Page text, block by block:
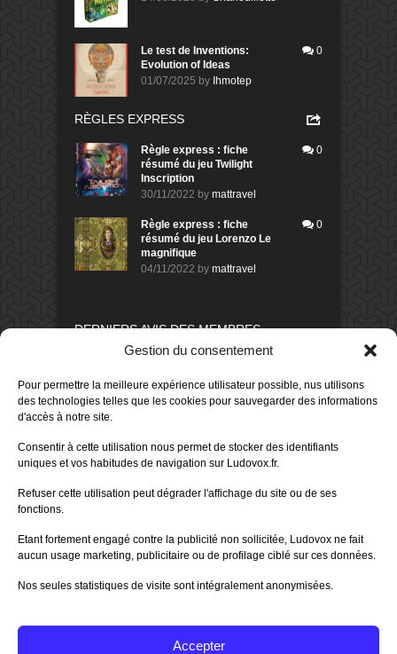
Gestion du consentement
Pour permettre la meilleure expérience utilisateur possible, nus utilisons
des technologies telles que les cookies pour sauvegarder des informations
d'accès à notre site.
Consentir à cette utilisation nous permet de stocker des identifiants
uniques et vos habitudes de navigation sur Ludovox.fr.
Refuser cette utilisation peut dégrader l'affichage du site ou de ses
fonctions.
Etant fortement engagé contre la publicité non sollicitée, Ludovox ne fait
aucun usage marketing, publicitaire ou de profilage ciblé sur ces données.
Nos seules statistiques de visite sont intégralement anonymisées.
Accepter
Le test de Inventions:
Evolution of Ideas
01/07/2025 by Ihmotep
0
RÈGLES EXPRESS
Règle express : fiche
résumé du jeu Twilight
Inscription
30/11/2022 by mattravel
0
Règle express : fiche
résumé du jeu Lorenzo Le
magnifique
04/11/2022 by mattravel
0
DERNIERS AVIS DES MEMBRES
Publié leil y a 1 jour
Sur le jeu Detective Box - Ciao
Bella
Bella
Publié leil y a 3 jours
Avis demorlockbob
70%